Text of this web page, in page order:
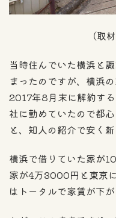
（取
当時住んでいた横浜と
まったのですが、横浜
2017年8月末に解約す
社に勤めていたので都
と、知人の紹介で安く
横浜で借りていた家が
家が4万3000円と東京
はトータルで家賃が下が